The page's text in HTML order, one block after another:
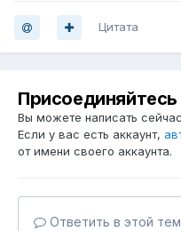
Цитата
Вы можете написать
Если у вас есть аккаунт,
от имени своего аккаунта.
Ответить в этой